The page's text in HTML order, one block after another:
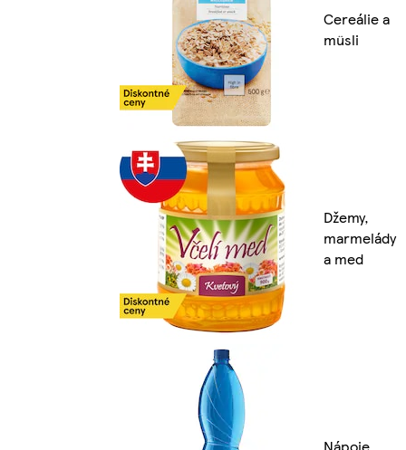
Cereálie a
müsli
Džemy,
marmelády
a med
Nápoje